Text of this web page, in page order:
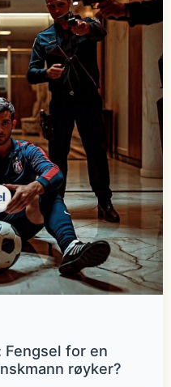
for en
røyker?